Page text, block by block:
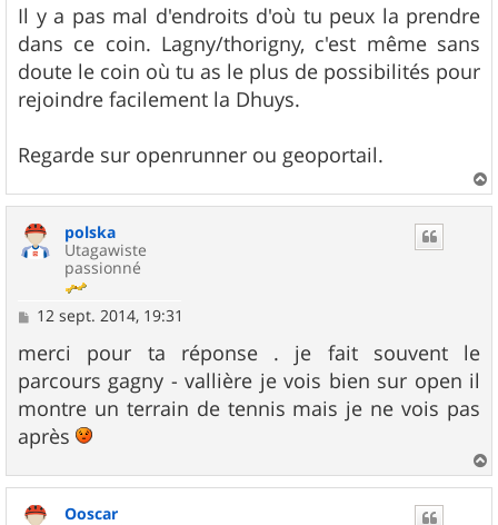
s
s
a
g
e
Il y a pas mal d'endroits d'où tu peux la prendre
dans ce coin. Lagny/thorigny, c'est même sans
doute le coin où tu as le plus de possibilités pour
rejoindre facilement la Dhuys.
Regarde sur openrunner ou geoportail.
a
polska
Utagawiste
passionné
M
s
s
a
g
e
12 sept. 2014, 19:31
merci pour ta réponse . je fait souvent le
parcours gagny - vallière je vois bien sur open il
montre un terrain de tennis mais je ne vois pas
après
a
Ooscar